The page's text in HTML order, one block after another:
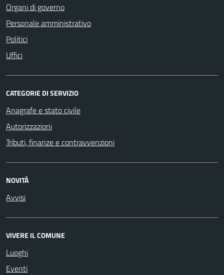
Organi di governo
Personale amministrativo
Politici
Uffici
CATEGORIE DI SERVIZIO
Anagrafe e stato civile
Autorizzazioni
Tributi, finanze e contravvenzioni
NOVITÀ
Avvisi
VIVERE IL COMUNE
Luoghi
Eventi